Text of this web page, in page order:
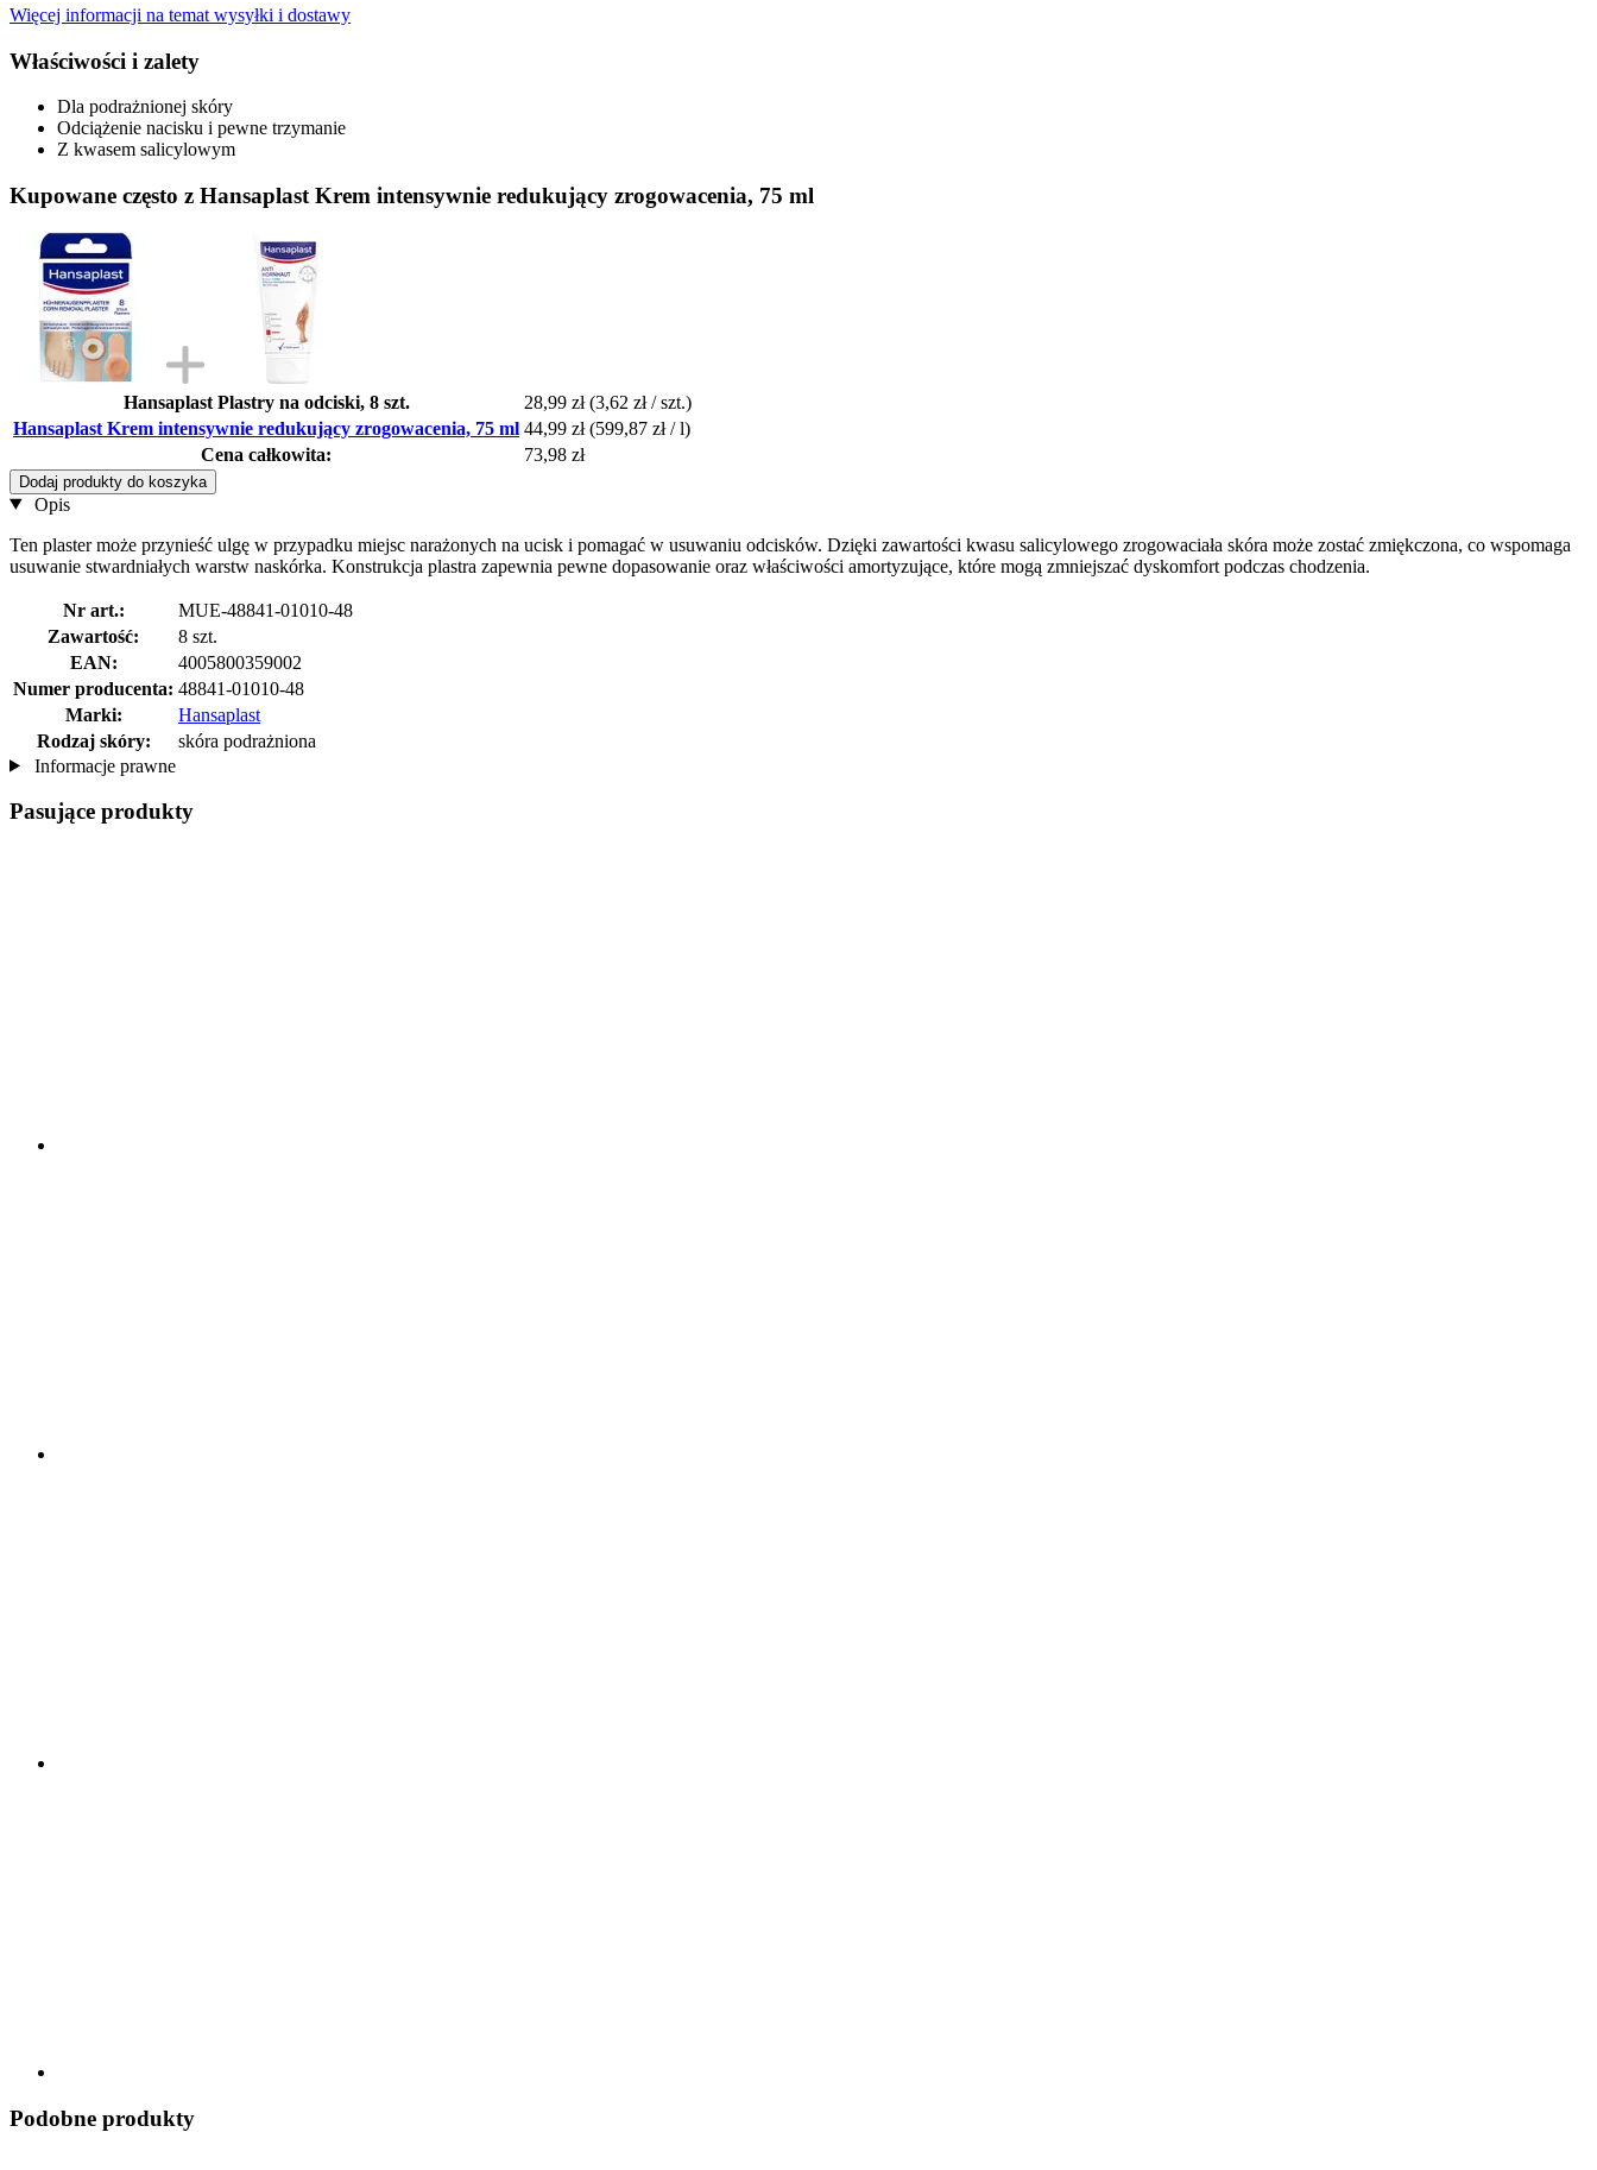
Więcej informacji na temat wysyłki i dostawy
Właściwości i zalety
Dla podrażnionej skóry
Odciążenie nacisku i pewne trzymanie
Z kwasem salicylowym
Kupowane często z Hansaplast Krem intensywnie redukujący zrogowacenia, 75 ml
Hansaplast Plastry na odciski, 8 szt. 28,99 zł (3,62 zł / szt.)
Hansaplast Krem intensywnie redukujący zrogowacenia, 75 ml 44,99 zł (599,87 zł / l)
Cena całkowita:
73,98 zł
Dodaj produkty do koszyka
Opis
Ten plaster może przynieść ulgę w przypadku miejsc narażonych na ucisk i pomagać w usuwaniu odcisków. Dzięki zawartości kwasu salicylowego zrogowaciała skóra może zostać zmiękczona, co wspomaga
usuwanie stwardniałych warstw naskórka. Konstrukcja plastra zapewnia pewne dopasowanie oraz właściwości amortyzujące, które mogą zmniejszać dyskomfort podczas chodzenia.
Nr art.:
MUE-48841-01010-48
Zawartość:
8 szt.
EAN:
4005800359002
Numer producenta: 48841-01010-48
Marki:
Hansaplast
Rodzaj skóry:
skóra podrażniona
Informacje prawne
Pasujące produkty
Podobne produkty